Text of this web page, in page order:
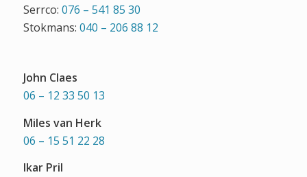
Serrco: 076 – 541 85 30
Stokmans: 040 – 206 88 12
John Claes
06 – 12 33 50 13
Miles van Herk
06 – 15 51 22 28
Ikar Pril